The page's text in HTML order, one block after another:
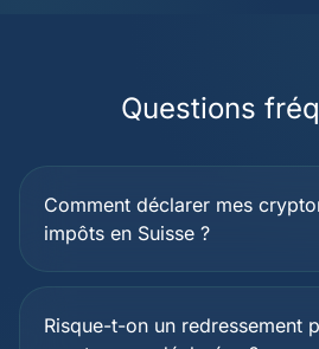
Questions
Comment déclarer mes
impôts en Suisse ?
Risque-t-on un redressement